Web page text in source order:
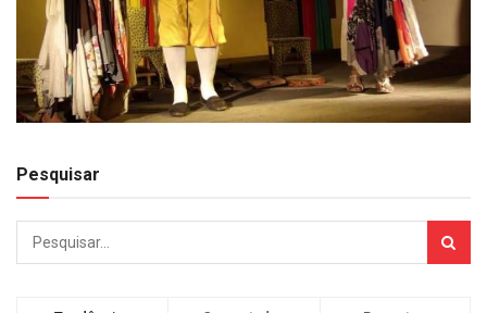
Pesquisar